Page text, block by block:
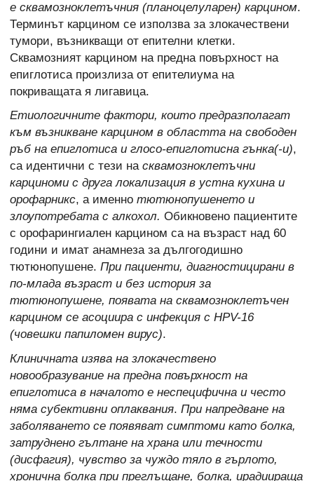
е сквамозноклетъчния (планоцелуларен) карцином.
Терминът карцином се използва за злокачествени
тумори, възникващи от епителни клетки.
Сквамозният карцином на предна повърхност на
епиглотиса произлиза от епителиума на
покриващата я лигавица.
Етиологичните фактори, които предразполагат
към възникване карцином в областта на свободен
ръб на епиглотиса и глосо-епиглотисна гънка(-и),
са идентични с тези на сквамозноклетъчни
карциноми с друга локализация в устна кухина и
орофарникс, а именно тютюнопушенето и
злоупотребата с алкохол. Обикновено пациентите
с орофарингиален карцином са на възраст над 60
години и имат анамнеза за дългогодишно
тютюнопушене. При пациенти, диагностицирани в
по-млада възраст и без история за
тютюнопушене, появата на сквамозноклетъчен
карцином се асоциира с инфекция с HPV-16
(човешки папиломен вирус).
Клиничната изява на злокачествено
новообразувание на предна повърхност на
епиглотиса в началото е неспецифична и често
няма субективни оплаквания. При напредване на
заболяването се появяват симптоми като болка,
затруднено гълтане на храна или течности
(дисфагия), чувство за чуждо тяло в гърлото,
хронична болка при преглъщане, болка, ирадиираща